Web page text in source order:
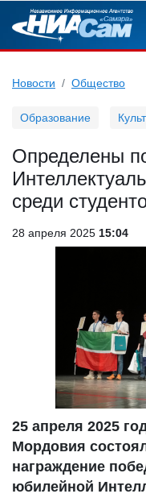
Новости Общество
Образование
Определены
среди
28 апреля 2025 15:04
25 апреля 2025
Мордовия
награждение
юбилейной